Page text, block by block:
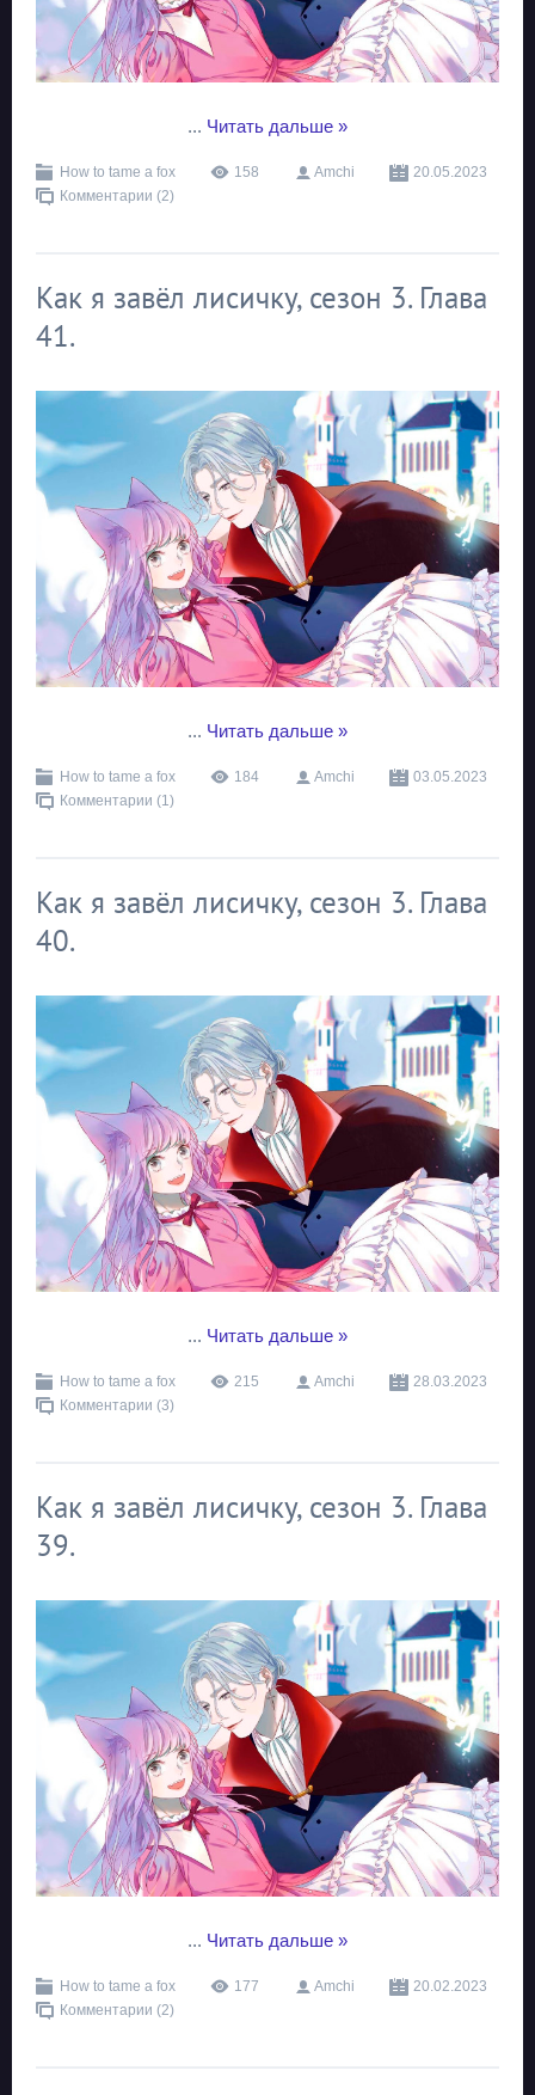
... Читать дальше »
How to tame a fox 158 Amchi
20.05.2023
Комментарии (2)
Как я завёл лисичку, сезон 3. Глава
41.
... Читать дальше »
How to tame a fox 184 Amchi
03.05.2023
Комментарии (1)
Как я завёл лисичку, сезон 3. Глава
40.
... Читать дальше »
How to tame a fox 215 Amchi
28.03.2023
Комментарии (3)
Как я завёл лисичку, сезон 3. Глава
39.
... Читать дальше »
How to tame a fox 177 Amchi
20.02.2023
Комментарии (2)